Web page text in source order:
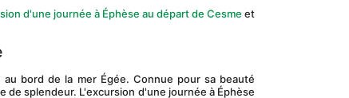
d'une journée à Éphèse au départ de Cesme et
splendeur. L'excursion d'une journée à Éphèse